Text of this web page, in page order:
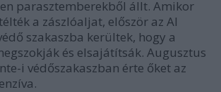
parasztemberekből állt. Amikor
a zászlóaljat, először az Al
szakaszba kerültek, hogy a
és elsajátítsák. Augusztus
i védőszakaszban érte őket az